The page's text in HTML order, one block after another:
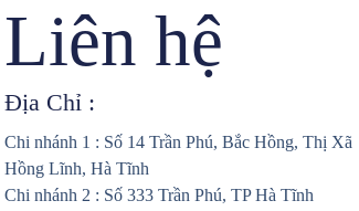
Liên hệ
Địa Chỉ :
Chi nhánh 1 : Số 14 Trần Phú, Bắc Hồng, Thị Xã
Hồng Lĩnh, Hà Tĩnh
Chi nhánh 2 : Số 333 Trần Phú, TP Hà Tĩnh